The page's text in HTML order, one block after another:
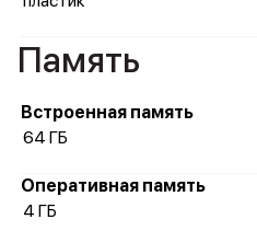
Память
Встроенная память
64 ГБ
Оперативная память
4 ГБ